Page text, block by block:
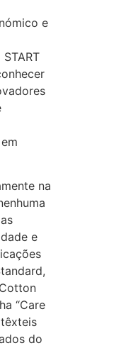
e
na
e
“Care
do